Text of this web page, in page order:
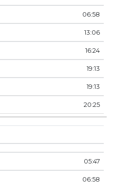
06:58
13:06
16:24
19:13
19:13
20:25
05:47
06:58